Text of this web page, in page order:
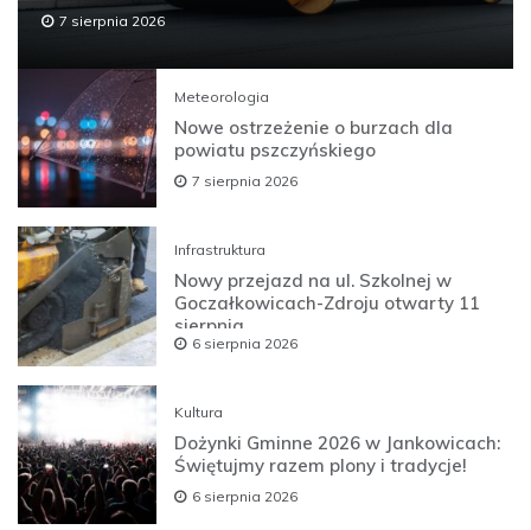
7 sierpnia 2026
Meteorologia
Nowe ostrzeżenie o burzach dla
powiatu pszczyńskiego
7 sierpnia 2026
Infrastruktura
Nowy przejazd na ul. Szkolnej w
Goczałkowicach-Zdroju otwarty 11
sierpnia
6 sierpnia 2026
Kultura
Dożynki Gminne 2026 w Jankowicach:
Świętujmy razem plony i tradycje!
6 sierpnia 2026